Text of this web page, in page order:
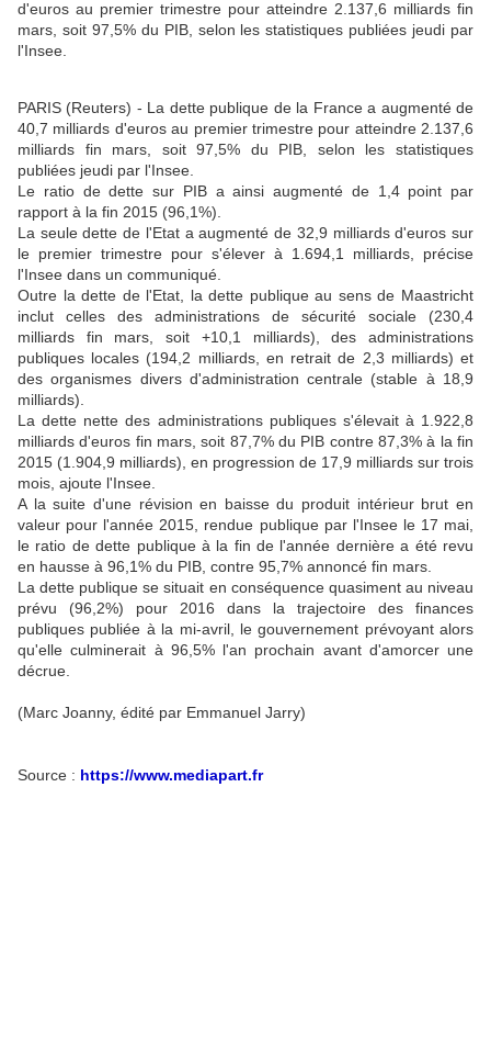
d'euros au premier trimestre pour atteindre 2.137,6 milliards fin
mars, soit 97,5% du PIB, selon les statistiques publiées jeudi par
l'Insee.
PARIS (Reuters) - La dette publique de la France a augmenté de
40,7 milliards d'euros au premier trimestre pour atteindre 2.137,6
milliards fin mars, soit 97,5% du PIB, selon les statistiques
publiées jeudi par l'Insee.
Le ratio de dette sur PIB a ainsi augmenté de 1,4 point par
rapport à la fin 2015 (96,1%).
La seule dette de l'Etat a augmenté de 32,9 milliards d'euros sur
le premier trimestre pour s'élever à 1.694,1 milliards, précise
l'Insee dans un communiqué.
Outre la dette de l'Etat, la dette publique au sens de Maastricht
inclut celles des administrations de sécurité sociale (230,4
milliards fin mars, soit +10,1 milliards), des administrations
publiques locales (194,2 milliards, en retrait de 2,3 milliards) et
des organismes divers d'administration centrale (stable à 18,9
milliards).
La dette nette des administrations publiques s'élevait à 1.922,8
milliards d'euros fin mars, soit 87,7% du PIB contre 87,3% à la fin
2015 (1.904,9 milliards), en progression de 17,9 milliards sur trois
mois, ajoute l'Insee.
A la suite d'une révision en baisse du produit intérieur brut en
valeur pour l'année 2015, rendue publique par l'Insee le 17 mai,
le ratio de dette publique à la fin de l'année dernière a été revu
en hausse à 96,1% du PIB, contre 95,7% annoncé fin mars.
La dette publique se situait en conséquence quasiment au niveau
prévu (96,2%) pour 2016 dans la trajectoire des finances
publiques publiée à la mi-avril, le gouvernement prévoyant alors
qu'elle culminerait à 96,5% l'an prochain avant d'amorcer une
décrue.
(Marc Joanny, édité par Emmanuel Jarry)
Source : https://www.mediapart.fr